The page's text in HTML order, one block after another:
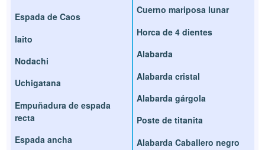
Espada de Caos
Iaito
Nodachi
Uchigatana
Empuñadura de espada
recta
Espada ancha
Cuerno mariposa lunar
Horca de 4 dientes
Alabarda
Alabarda cristal
Alabarda gárgola
Poste de titanita
Alabarda Caballero negro